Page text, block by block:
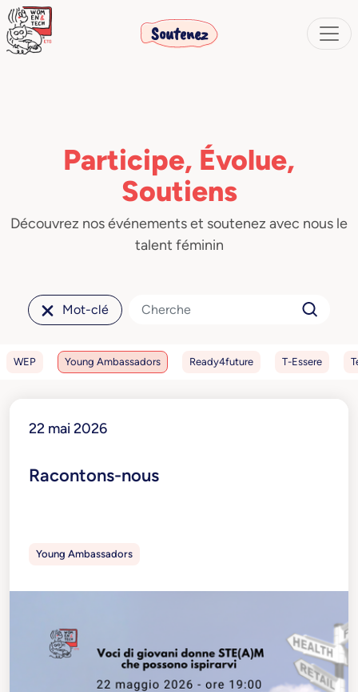
Soutenez
Participe, Évolue,
Soutiens
Découvrez nos événements et soutenez avec nous le
talent féminin
Mot-clé
WEP Young Ambassadors Ready4future T-Essere
22 mai 2026
Racontons-nous
Young Ambassadors